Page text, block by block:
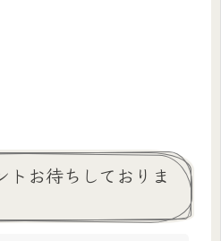
トお待ちしておりま